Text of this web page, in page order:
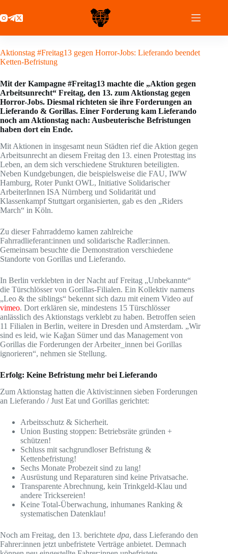
Inhalt
springen
Aktionstag #Freitag13 gegen Horror-Jobs: Lieferando beendet
Ketten-Befristung
Mit der Kampagne #Freitag13 machte die „Aktion gegen
Arbeitsunrecht“ Freitag, den 13. zum Aktionstag gegen
Horror-Jobs. Diesmal richteten sie ihre Forderungen an
Lieferando & Gorillas. Einer Forderung kam Lieferando
noch am Aktionstag nach: Ausbeuterische Befristungen
haben dort ein Ende.
Mit Aktionen in insgesamt neun Städten rief die Aktion gegen
Arbeitsunrecht an diesem Freitag den 13. einen Protesttag ins
Leben, an dem sich verschiedene Strukturen beteiligten.
Neben Kundgebungen, die beispielsweise die FAU, IWW
Hamburg, Roter Punkt OWL, Initiative Solidarischer
ArbeiterInnen ISA Nürnberg und Solidarität und
Klassenkampf Stuttgart organisierten, gab es den „Riders
March“ in Köln.
Zu dieser Fahrraddemo kamen zahlreiche
Fahrradlieferant:innen und solidarische Radler:innen.
Gemeinsam besuchte die Demonstration verschiedene
Standorte von Gorillas und Lieferando.
In Berlin verklebten in der Nacht auf Freitag „Unbekannte“
die Türschlösser von Gorillas-Filialen. Ein Kollektiv namens
„Leo & the siblings“ bekennt sich dazu mit einem Video auf
vimeo. Dort erklären sie, mindestens 15 Türschlösser
anlässlich des Aktionstags verklebt zu haben. Betroffen seien
11 Filialen in Berlin, weitere in Dresden und Amsterdam. „Wir
sind es leid, wie Kağan Sümer und das Management von
Gorillas die Forderungen der Arbeiter_innen bei Gorillas
ignorieren“, nehmen sie Stellung.
Erfolg: Keine Befristung mehr bei Lieferando
Zum Aktionstag hatten die Aktivist:innen sieben Forderungen
an Lieferando / Just Eat und Gorillas gerichtet:
Arbeitsschutz & Sicherheit.
Union Busting stoppen: Betriebsräte gründen +
schützen!
Schluss mit sachgrundloser Befristung &
Kettenbefristung!
Sechs Monate Probezeit sind zu lang!
Ausrüstung und Reparaturen sind keine Privatsache.
Transparente Abrechnung, kein Trinkgeld-Klau und
andere Tricksereien!
Keine Total-Überwachung, inhumanes Ranking &
systematischen Datenklau!
Noch am Freitag, den 13. berichtete dpa, dass Lieferando den
Fahrer:innen jetzt unbefristete Verträge anbietet. Demnach